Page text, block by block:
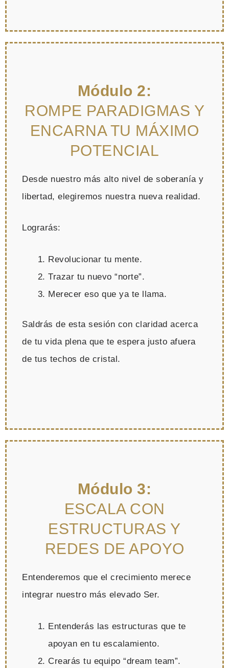
Módulo 2:
ROMPE PARADIGMAS Y
ENCARNA TU MÁXIMO
POTENCIAL
Desde nuestro más alto nivel de soberanía y
libertad, elegiremos nuestra nueva realidad.
Lograrás:
Revolucionar tu mente.
Trazar tu nuevo “norte”.
Merecer eso que ya te llama.
Saldrás de esta sesión con claridad acerca
de tu vida plena que te espera justo afuera
de tus techos de cristal.
Módulo 3:
ESCALA CON
ESTRUCTURAS Y
REDES DE APOYO
Entenderemos que el crecimiento merece
integrar nuestro más elevado Ser.
Entenderás las estructuras que te
apoyan en tu escalamiento.
Crearás tu equipo “dream team”.